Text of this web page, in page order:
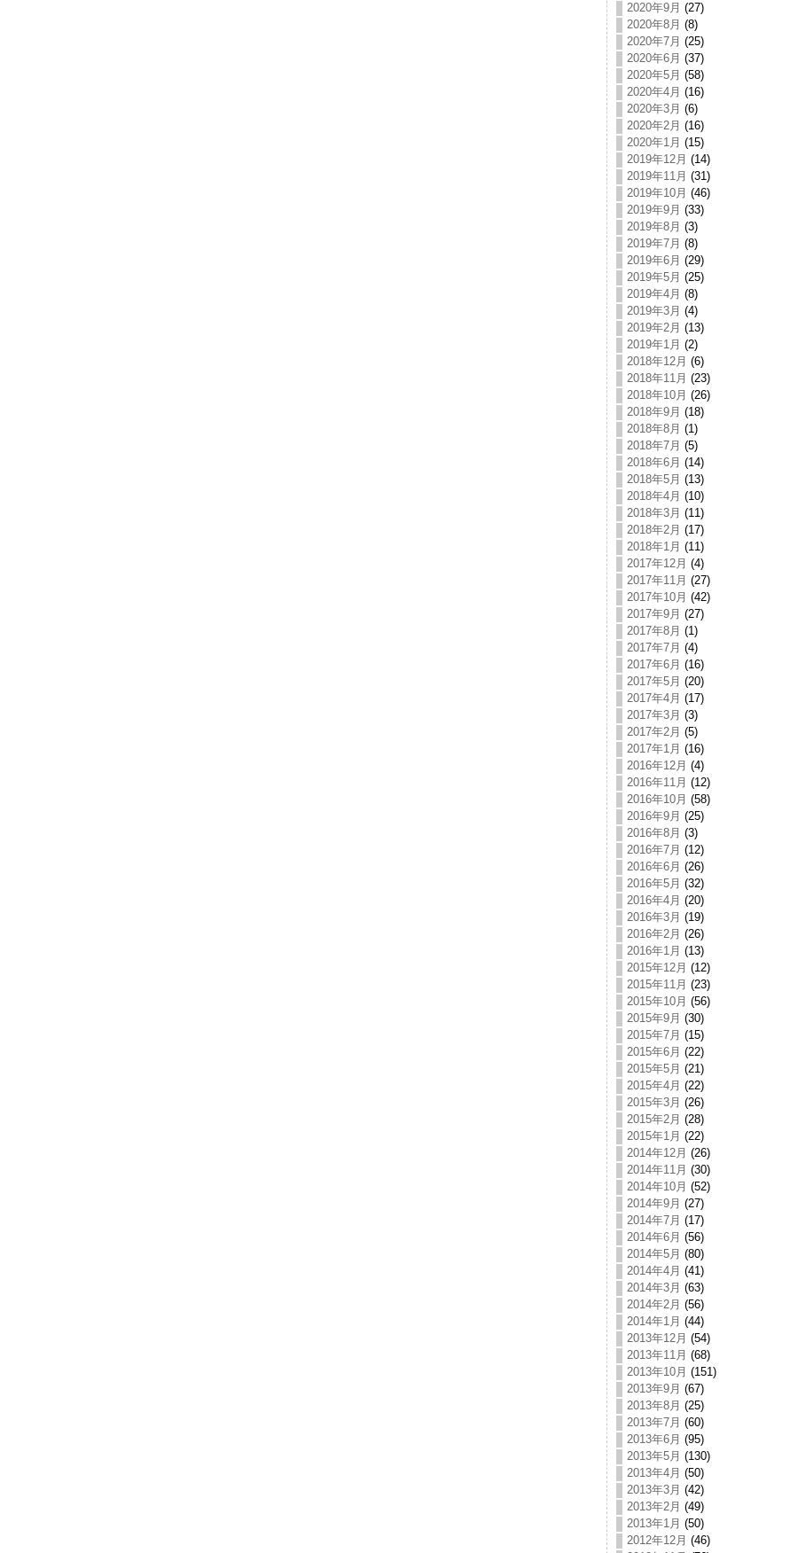
2020年9月 (27)
2020年8月 (8)
2020年7月 (25)
2020年6月 (37)
2020年5月 (58)
2020年4月 (16)
2020年3月 (6)
2020年2月 (16)
2020年1月 (15)
2019年12月 (14)
2019年11月 (31)
2019年10月 (46)
2019年9月 (33)
2019年8月 (3)
2019年7月 (8)
2019年6月 (29)
2019年5月 (25)
2019年4月 (8)
2019年3月 (4)
2019年2月 (13)
2019年1月 (2)
2018年12月 (6)
2018年11月 (23)
2018年10月 (26)
2018年9月 (18)
2018年8月 (1)
2018年7月 (5)
2018年6月 (14)
2018年5月 (13)
2018年4月 (10)
2018年3月 (11)
2018年2月 (17)
2018年1月 (11)
2017年12月 (4)
2017年11月 (27)
2017年10月 (42)
2017年9月 (27)
2017年8月 (1)
2017年7月 (4)
2017年6月 (16)
2017年5月 (20)
2017年4月 (17)
2017年3月 (3)
2017年2月 (5)
2017年1月 (16)
2016年12月 (4)
2016年11月 (12)
2016年10月 (58)
2016年9月 (25)
2016年8月 (3)
2016年7月 (12)
2016年6月 (26)
2016年5月 (32)
2016年4月 (20)
2016年3月 (19)
2016年2月 (26)
2016年1月 (13)
2015年12月 (12)
2015年11月 (23)
2015年10月 (56)
2015年9月 (30)
2015年7月 (15)
2015年6月 (22)
2015年5月 (21)
2015年4月 (22)
2015年3月 (26)
2015年2月 (28)
2015年1月 (22)
2014年12月 (26)
2014年11月 (30)
2014年10月 (52)
2014年9月 (27)
2014年7月 (17)
2014年6月 (56)
2014年5月 (80)
2014年4月 (41)
2014年3月 (63)
2014年2月 (56)
2014年1月 (44)
2013年12月 (54)
2013年11月 (68)
2013年10月 (151)
2013年9月 (67)
2013年8月 (25)
2013年7月 (60)
2013年6月 (95)
2013年5月 (130)
2013年4月 (50)
2013年3月 (42)
2013年2月 (49)
2013年1月 (50)
2012年12月 (46)